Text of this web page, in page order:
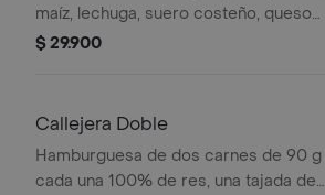
maíz, lechuga, suero costeño, queso
costeño, salsa BBQ, salsa Corral,
$ 29.900
Callejera Doble
Hamburguesa de dos carnes de 90 g
cada una 100% de res, una tajada de